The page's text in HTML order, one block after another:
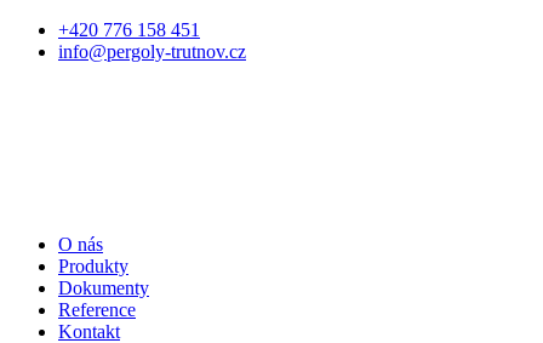
Přejít
+420 776 158 451
info@pergoly-trutnov.cz
O nás
Produkty
Dokumenty
Reference
Kontakt